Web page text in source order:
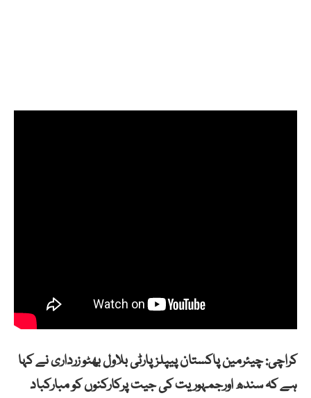
کراچی: چیئرمین پاکستان پیپلزپارٹی بلاول بھٹو زرداری نے کہا
ہے کہ سندھ اورجمہوریت کی جیت پرکارکنوں کو مبارکباد